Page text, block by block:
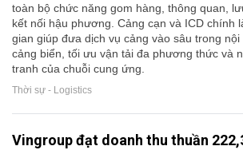
toàn bộ chức năng gom hàng, thông quan,
kết nối hậu phương. Cảng cạn và ICD chính
gian giúp đưa dịch vụ cảng vào sâu trong
cảng biển, tối ưu vận tải đa phương thức và
tranh của chuỗi cung ứng.
Thời sự - Logistics
Vingroup đạt doanh thu thuần